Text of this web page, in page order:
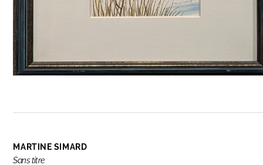
MARTINE SIMARD
Sans titre